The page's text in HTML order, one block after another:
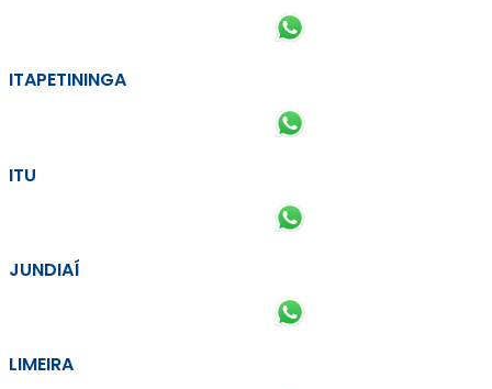
ITAPETININGA
ITU
JUNDIAÍ
LIMEIRA